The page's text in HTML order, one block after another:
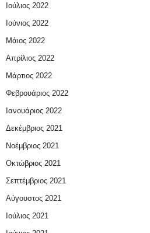
Ιούλιος 2022
Ιούνιος 2022
Μάιος 2022
Απρίλιος 2022
Μάρτιος 2022
Φεβρουάριος 2022
Ιανουάριος 2022
Δεκέμβριος 2021
Νοέμβριος 2021
Οκτώβριος 2021
Σεπτέμβριος 2021
Αύγουστος 2021
Ιούλιος 2021